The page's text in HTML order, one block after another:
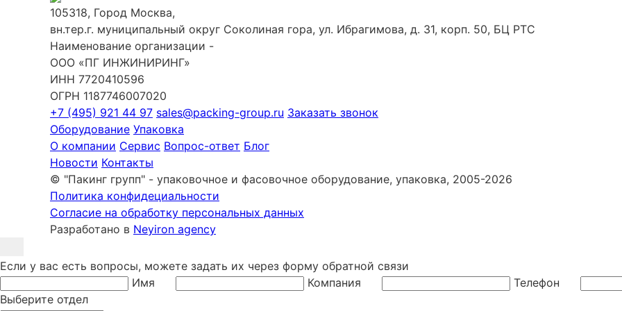
105318, Город Москва,
вн.тер.г. муниципальный округ Соколиная гора, ул. Ибрагимова, д. 31, корп. 50, БЦ РТС
Наименование организации -
ООО «ПГ ИНЖИНИРИНГ»
ИНН 7720410596
ОГРН 1187746007020
+7 (495) 921 44 97 sales@packing-group.ru Заказать звонок
Оборудование Упаковка
О компании Сервис Вопрос-ответ Блог
Новости Контакты
© "Пакинг групп" - упаковочное и фасовочное оборудование, упаковка, 2005-2026
Политика конфидециальности
Согласие на обработку персональных данных
Разработано в Neyiron agency
Если у вас есть вопросы, можете задать их через форму обратной связи
Имя
Компания Телефон
Выберите отдел